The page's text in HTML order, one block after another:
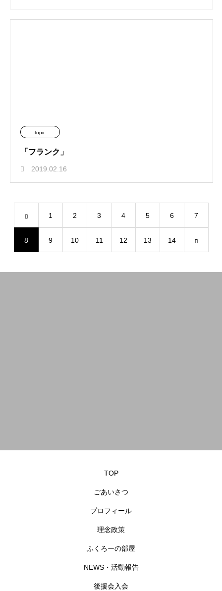
topic
「フランク」
2019.02.16
1 2 3 4 5 6 7
8 9 10 11 12 13 14
TOP
ごあいさつ
プロフィール
理念政策
ふくろーの部屋
NEWS・活動報告
後援会入会